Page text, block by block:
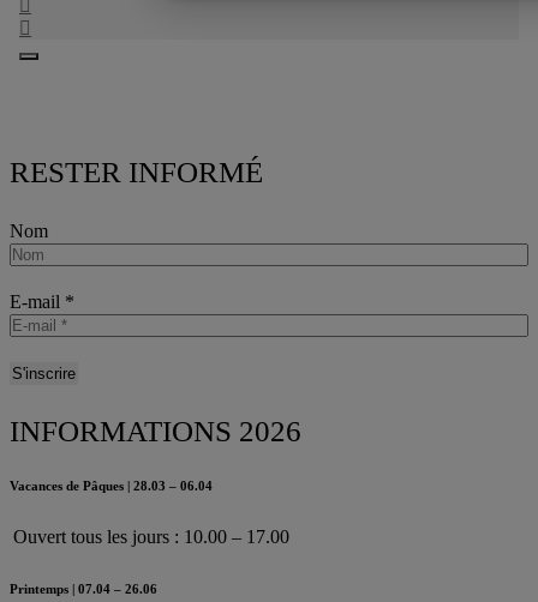
RESTER INFORMÉ
Nom
E-mail *
INFORMATIONS 2026
Vacances de Pâques | 28.03 – 06.04
Ouvert tous les jours : 10.00 – 17.00
Printemps | 07.04 – 26.06